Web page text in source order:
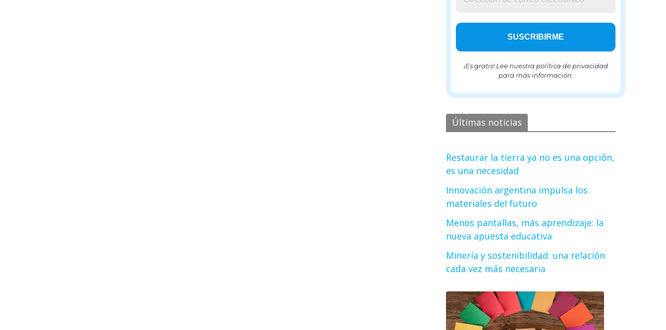
¡Es gratis! Lee nuestra política de privacidad
para más información.
Últimas noticias
Restaurar la tierra ya no es una opción,
es una necesidad
Innovación argentina impulsa los
materiales del futuro
Menos pantallas, más aprendizaje: la
nueva apuesta educativa
Minería y sostenibilidad: una relación
cada vez más necesaria